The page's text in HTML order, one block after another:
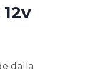
dalla